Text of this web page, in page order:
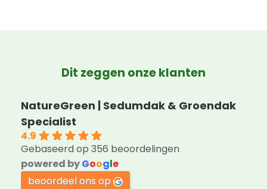
Dit zeggen onze klanten
NatureGreen | Sedumdak & Groendak
Specialist
4.9
Gebaseerd op 356 beoordelingen
powered byGoogle
beoordeel ons op